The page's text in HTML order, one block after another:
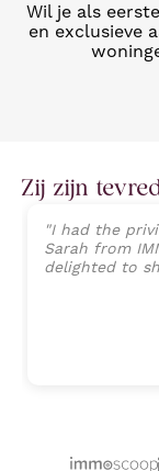
Wil je als
en exclusieve
Zij zijn
"I had the
Sarah from
delighted to
Sarah